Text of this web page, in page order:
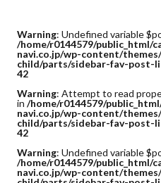
Warning: Undefined variable
/home/r0144579/public_html/
navi.co.jp/wp-content/
child/parts/sidebar-fav-post-
42
Warning: Attempt to read
in /home/r0144579/
navi.co.jp/wp-content/
child/parts/sidebar-fav-post-
42
Warning: Undefined variable
/home/r0144579/public_html/
navi.co.jp/wp-content/